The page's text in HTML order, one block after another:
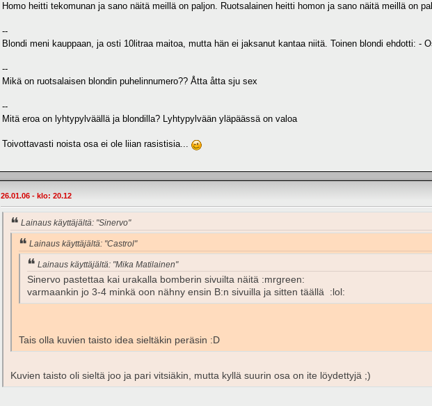
Homo heitti tekomunan ja sano näitä meillä on paljon. Ruotsalainen heitti homon ja sano näitä meillä on
--
Blondi meni kauppaan, ja osti 10litraa maitoa, mutta hän ei jaksanut kantaa niitä. Toinen blondi ehdotti: -
--
Mikä on ruotsalaisen blondin puhelinnumero?? Åtta åtta sju sex
--
Mitä eroa on lyhtypylväällä ja blondilla? Lyhtypylvään yläpäässä on valoa
Toivottavasti noista osa ei ole liian rasistisia...
26.01.06 - klo: 20.12
Lainaus käyttäjältä: "Sinervo"
Lainaus käyttäjältä: "Castrol"
Lainaus käyttäjältä: "Mika Matilainen"
Sinervo pastettaa kai urakalla bomberin sivuilta näitä :mrgreen:
varmaankin jo 3-4 minkä oon nähny ensin B:n sivuilla ja sitten täällä :lol:
Tais olla kuvien taisto idea sieltäkin peräsin :D
Kuvien taisto oli sieltä joo ja pari vitsiäkin, mutta kyllä suurin osa on ite löydettyjä ;)